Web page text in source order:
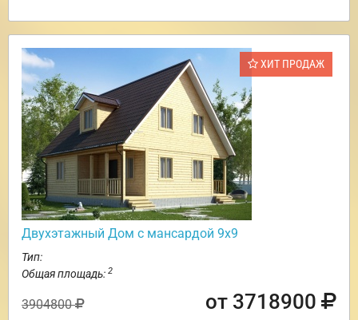
ХИТ ПРОДАЖ
Двухэтажный Дом с мансардой 9х9
Тип:
Общая площадь: 2
3904800 от 3718900